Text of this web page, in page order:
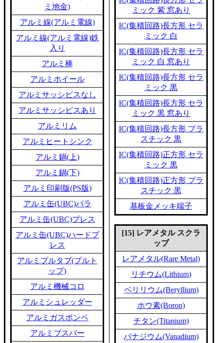
ミ地金)
アルミ線(アルミ電線)
アルミ線(アルミ電線)鉄
入り
アルミ棒
アルミホイール
アルミサッシビスなし
アルミサッシビスあり
アルミリム
アルミヒートシンク
アルミ鍋(上)
アルミ鍋(下)
アルミ印刷版(PS版)
アルミ缶(UBC)バラ
アルミ缶(UBC)プレス
アルミ缶(UBC)ハードプ
レス
アルミプルタブ(プルト
ップ)
アルミ機械コロ
アルミシュレッダー
アルミガスボンベ
アルミブスバー
ミック 紫 窓あり
IC(集積回路)長方形 セラ
ミック 白
IC(集積回路)長方形 セラ
ミック 白 窓あり
IC(集積回路)長方形 セラ
ミック 黒
IC(集積回路)長方形 セラ
ミック 黒 窓あり
IC(集積回路)長方形 プラ
スチック 黒
IC(集積回路)正方形 セラ
ミック 黒
IC(集積回路)正方形 プラ
スチック 黒
基板金メッキ端子
[15] レアメタル スクラ
ップ
レアメタル(Rare Metal)
リチウム(Lithium)
ベリリウム(Beryllium)
ホウ素(Boron)
チタン(Titanium)
バナジウム(Vanadium)